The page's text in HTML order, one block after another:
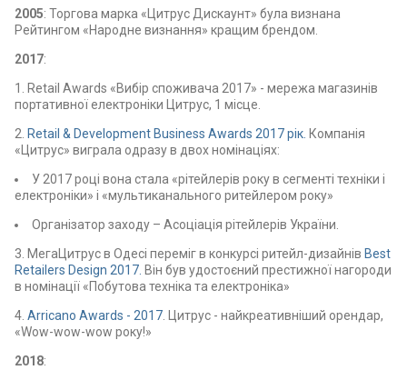
2005: Торгова марка «Цитрус Дискаунт» була визнана
Рейтингом «Народне визнання» кращим брендом.
2017:
1. Retail Awards «Вибір споживача 2017» - мережа магазинів
портативної електроніки Цитрус, 1 місце.
2. Retail & Development Business Awards 2017 рік. Компанія
«Цитрус» виграла одразу в двох номінаціях:
У 2017 році вона стала «рітейлерів року в сегменті техніки і
електроніки» і «мультиканального ритейлером року»
Організатор заходу – Асоціація рітейлерів України.
3. МегаЦитрус в Одесі переміг в конкурсі ритейл-дизайнів Best
Retailers Design 2017. Він був удостоєний престижної нагороди
в номінації «Побутова техніка та електроніка»
4. Arricano Awards - 2017 . Цитрус - найкреативніший орендар,
«Wow-wow-wow року!»
2018: